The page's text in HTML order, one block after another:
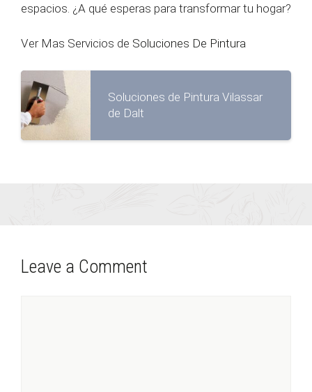
espacios. ¿A qué esperas para transformar tu hogar?
Ver Mas Servicios de Soluciones De Pintura
Soluciones de Pintura Vilassar
de Dalt
Leave a Comment